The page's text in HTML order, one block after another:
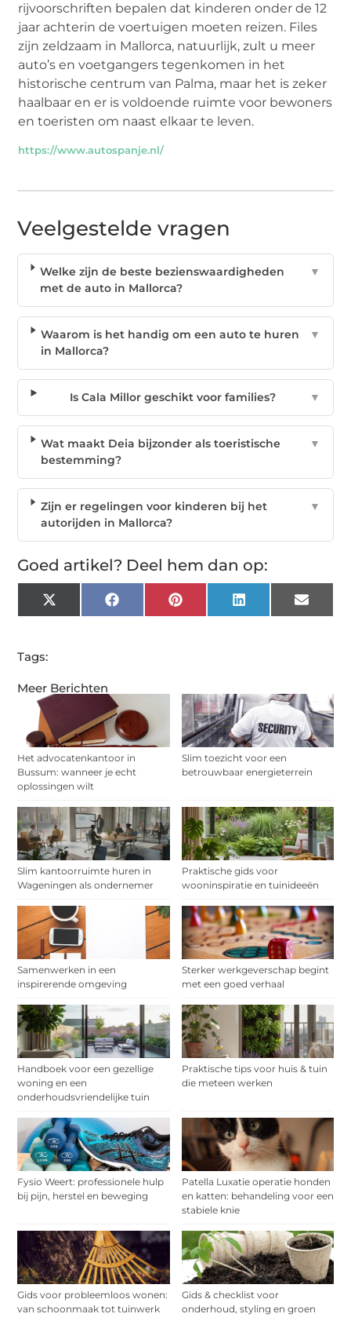
Meer Berichten
Het advocatenkantoor in
Bussum: wanneer je echt
oplossingen wilt
Slim toezicht voor een
betrouwbaar energieterrein
Slim kantoorruimte huren in
Wageningen als ondernemer
Praktische gids voor
wooninspiratie en tuinideeën
Samenwerken in een
inspirerende omgeving
Sterker werkgeverschap begint
met een goed verhaal
Handboek voor een gezellige
woning en een
onderhoudsvriendelijke tuin
Praktische tips voor huis & tuin
die meteen werken
Fysio Weert: professionele hulp
bij pijn, herstel en beweging
Patella Luxatie operatie honden
en katten: behandeling voor een
stabiele knie
Gids voor probleemloos wonen:
van schoonmaak tot tuinwerk
Gids & checklist voor
onderhoud, styling en groen
rijvoorschriften bepalen dat kinderen onder de 12
jaar achterin de voertuigen moeten reizen. Files
zijn zeldzaam in Mallorca, natuurlijk, zult u meer
auto’s en voetgangers tegenkomen in het
historische centrum van Palma, maar het is zeker
haalbaar en er is voldoende ruimte voor bewoners
en toeristen om naast elkaar te leven.
https://www.autospanje.nl/
Veelgestelde vragen
Welke zijn de beste bezienswaardigheden
met de auto in Mallorca?
▼
Waarom is het handig om een auto te huren
in Mallorca?
▼
Is Cala Millor geschikt voor families? ▼
Wat maakt Deia bijzonder als toeristische
bestemming?
▼
Zijn er regelingen voor kinderen bij het
autorijden in Mallorca?
▼
Goed artikel? Deel hem dan op:
X
(Twitter)
Facebook Pinterest LinkedIn Email
Tags: